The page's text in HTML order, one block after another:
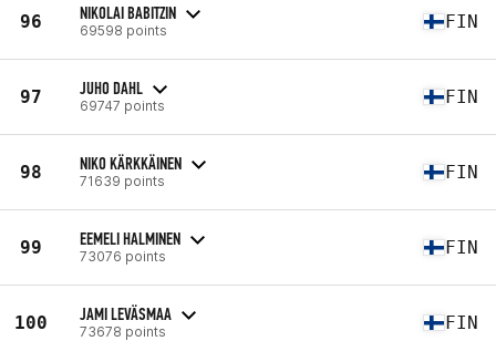
96 NIKOLAI BABITZIN
69598 points FIN
97 JUHO DAHL
69747 points FIN
98 NIKO KÄRKKÄINEN
71639 points FIN
99 EEMELI HALMINEN
73076 points FIN
100 JAMI LEVÄSMAA
73678 points FIN